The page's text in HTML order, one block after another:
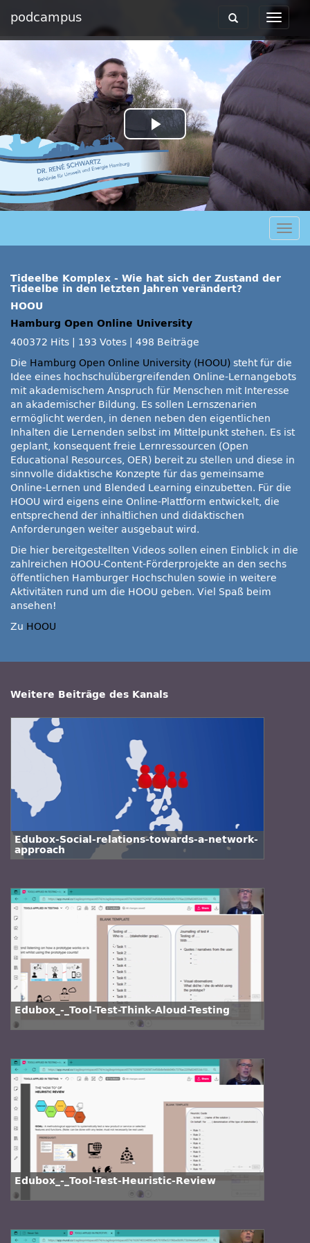
podcampus
Toggle
Toggle
navigation
Play
Video
Tideelbe Komplex - Wie hat sich der Zustand der
Tideelbe in den letzten Jahren verändert?
HOOU
Hamburg Open Online University
400372 Hits
193 Votes
498 Beiträge
Die Hamburg Open Online University (HOOU) steht für die
Idee eines hochschulübergreifenden Online-Lernangebots
mit akademischem Anspruch für Menschen mit Interesse
an akademischer Bildung. Es sollen Lernszenarien
ermöglicht werden, in denen neben den eigentlichen
Inhalten die Lernenden selbst im Mittelpunkt stehen. Es ist
geplant, konsequent freie Lernressourcen (Open
Educational Resources, OER) bereit zu stellen und diese in
sinnvolle didaktische Konzepte für das gemeinsame
Online-Lernen und Blended Learning einzubetten. Für die
HOOU wird eigens eine Online-Plattform entwickelt, die
entsprechend der inhaltlichen und didaktischen
Anforderungen weiter ausgebaut wird.
Die hier bereitgestellten Videos sollen einen Einblick in die
zahlreichen HOOU-Content-Förderprojekte an den sechs
öffentlichen Hamburger Hochschulen sowie in weitere
Aktivitäten rund um die HOOU geben. Viel Spaß beim
ansehen!
Zu HOOU
Weitere Beiträge des Kanals
Edubox-Social-relations-towards-a-network-
approach
Edubox_-_Tool-Test-Think-Aloud-Testing
Edubox_-_Tool-Test-Heuristic-Review